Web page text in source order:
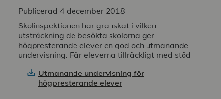
Publicerad 4 december 2018
Skolinspektionen har granskat i vilken
utsträckning de besökta skolorna ger
högpresterande elever en god och utmanande
undervisning. Får eleverna tillräckligt med stöd
Utmanande undervisning för
högpresterande elever